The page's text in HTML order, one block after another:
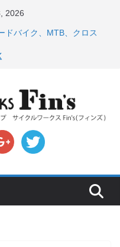
2026
ピックアップ！
０ 現在）
オフ会開催！！ ＆
〜４０％OFF セール
バイク、MTB、クロス